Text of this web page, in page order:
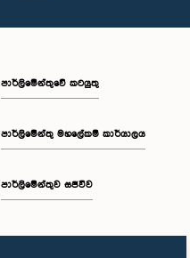
පාර්ලිමේන්තුවේ කටයුතු
පාර්ලිමේන්තු මහලේකම් කාර්යාලය
පාර්ලිමේන්තුව සජීවීව